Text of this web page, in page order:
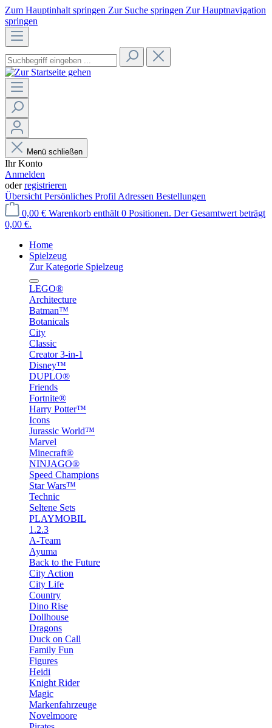
Zum Hauptinhalt springen Zur Suche springen Zur Hauptnavigation
springen
Menü schließen
Ihr Konto
Anmelden
oderregistrieren
Übersicht Persönliches Profil Adressen Bestellungen
0,00 € Warenkorb enthält 0 Positionen. Der Gesamtwert beträgt
0,00 €.
Home
Spielzeug
Zur Kategorie Spielzeug
LEGO®
Architecture
Batman™
Botanicals
City
Classic
Creator 3-in-1
Disney™
DUPLO®
Friends
Fortnite®
Harry Potter™
Icons
Jurassic World™
Marvel
Minecraft®
NINJAGO®
Speed Champions
Star Wars™
Technic
Seltene Sets
PLAYMOBIL
1.2.3
A-Team
Ayuma
Back to the Future
City Action
City Life
Country
Dino Rise
Dollhouse
Dragons
Duck on Call
Family Fun
Figures
Heidi
Knight Rider
Magic
Markenfahrzeuge
Novelmoore